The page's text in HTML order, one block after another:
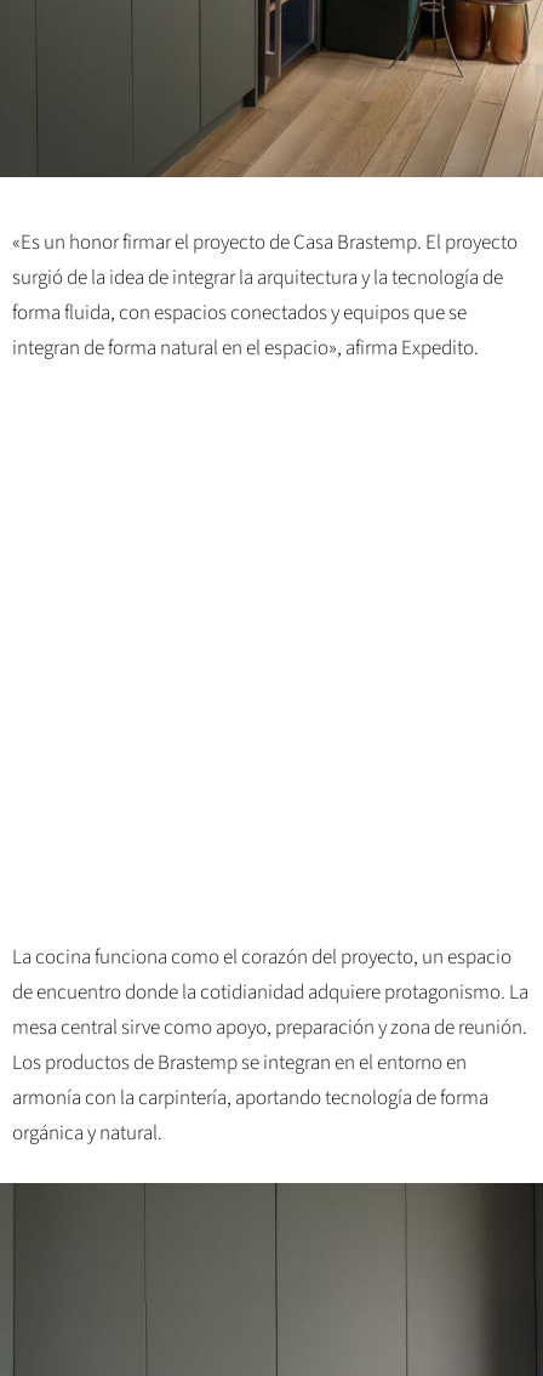
«Es un honor firmar el proyecto de Casa Brastemp. El proyecto
surgió de la idea de integrar la arquitectura y la tecnología de
forma fluida, con espacios conectados y equipos que se
integran de forma natural en el espacio», afirma Expedito.
La cocina funciona como el corazón del proyecto, un espacio
de encuentro donde la cotidianidad adquiere protagonismo. La
mesa central sirve como apoyo, preparación y zona de reunión.
Los productos de Brastemp se integran en el entorno en
armonía con la carpintería, aportando tecnología de forma
orgánica y natural.